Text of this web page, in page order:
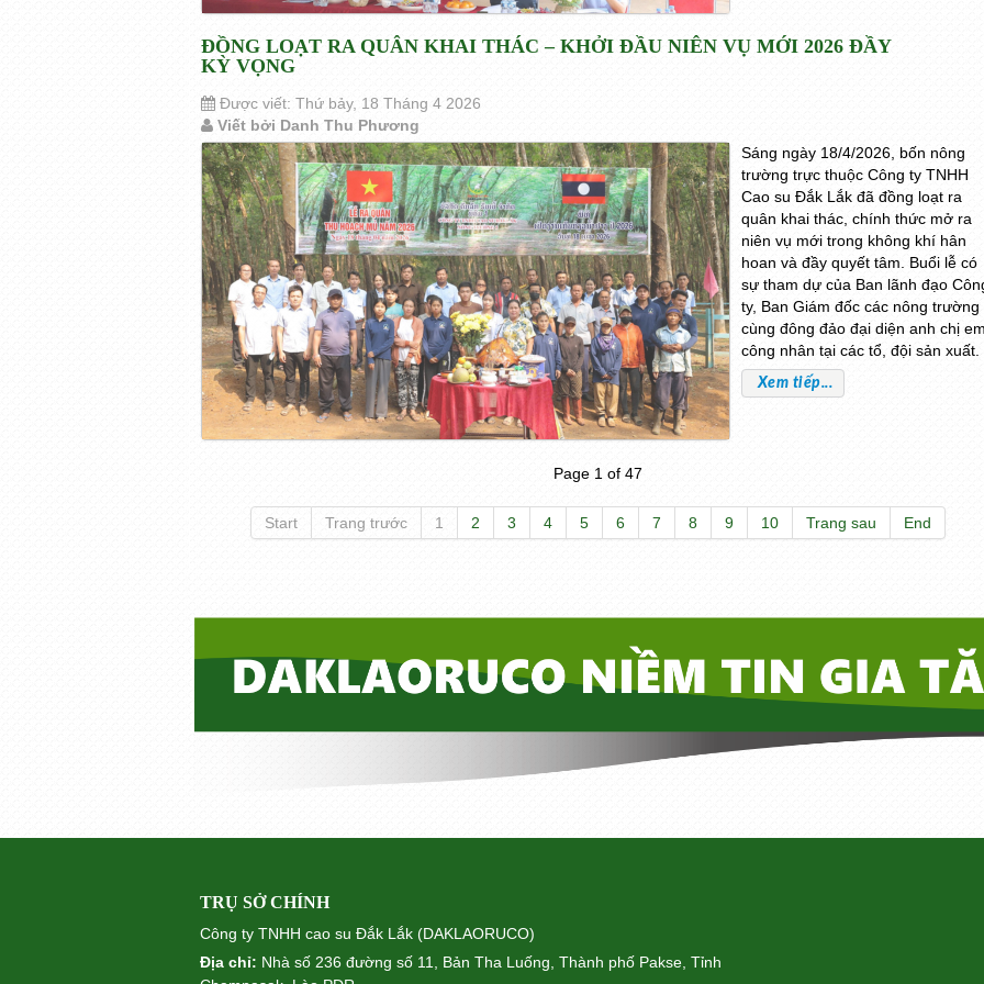
ĐỒNG LOẠT RA QUÂN KHAI THÁC – KHỞI ĐẦU NIÊN VỤ MỚI 2026 ĐẦY
KỲ VỌNG
Được viết: Thứ bảy, 18 Tháng 4 2026
Viết bởi Danh Thu Phương
Sáng ngày 18/4/2026, bốn nông
trường trực thuộc Công ty TNHH
Cao su Đắk Lắk đã đồng loạt ra
quân khai thác, chính thức mở ra
niên vụ mới trong không khí hân
hoan và đầy quyết tâm. Buổi lễ có
sự tham dự của Ban lãnh đạo
ty, Ban Giám đốc các nông trường
cùng đông đảo đại diện anh chị
công nhân tại các tổ, đội sản xuất.
Xem tiếp...
Page 1 of 47
Start Trang trước 1 2 3 4 5 6 7 8 9 10 Trang sau End
TRỤ SỞ CHÍNH
Công ty TNHH cao su Đắk Lắk (DAKLAORUCO)
Địa chỉ: Nhà số 236 đường số 11, Bản Tha Luống, Thành phố Pakse, Tỉnh